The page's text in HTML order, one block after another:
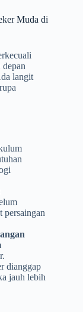
Muda di
depan
langit
persaingan
dianggap
jauh lebih